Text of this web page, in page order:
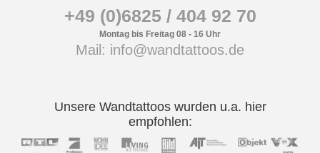
+49 (0)6825 / 404 92 70
Montag bis Freitag 08 - 16 Uhr
Mail: info@wandtattoos.de
Unsere Wandtattoos wurden u.a. hier
empfohlen: